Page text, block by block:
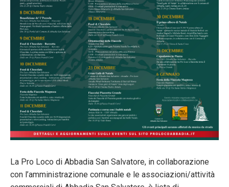
La Pro Loco di Abbadia San Salvatore, in collaborazione
con l’amministrazione comunale e le associazioni/attività